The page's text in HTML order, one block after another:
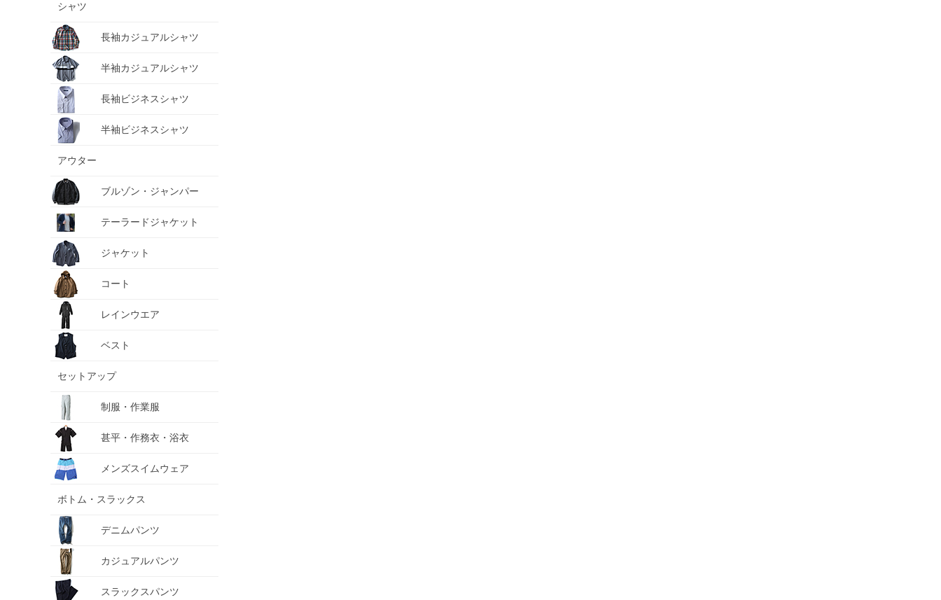
シャツ
長袖カジュアルシャツ
半袖カジュアルシャツ
長袖ビジネスシャツ
半袖ビジネスシャツ
アウター
ブルゾン・ジャンパー
テーラードジャケット
ジャケット
コート
レインウエア
ベスト
セットアップ
制服・作業服
甚平・作務衣・浴衣
メンズスイムウェア
ボトム・スラックス
デニムパンツ
カジュアルパンツ
スラックスパンツ